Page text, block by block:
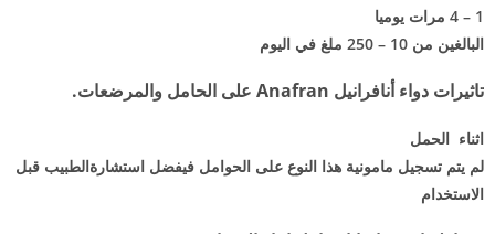
1 – 4 مرات يوميا
البالغين من 10 – 250 ملغ في اليوم
تاثيرات دواء أنافرانيل Anafran على الحامل والمرضعات.
اثناء الحمل
لم يتم تسجيل مامونية هذا النوع على الحوامل فيفضل استشارةالطبيب قبل
الاستخدام